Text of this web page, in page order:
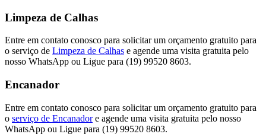
Limpeza de Calhas
Entre em contato conosco para solicitar um orçamento gratuito para
o serviço de Limpeza de Calhas e agende uma visita gratuita pelo
nosso WhatsApp ou Ligue para (19) 99520 8603.
Encanador
Entre em contato conosco para solicitar um orçamento gratuito para
o serviço de Encanadore agende uma visita gratuita pelo nosso
WhatsApp ou Ligue para (19) 99520 8603.